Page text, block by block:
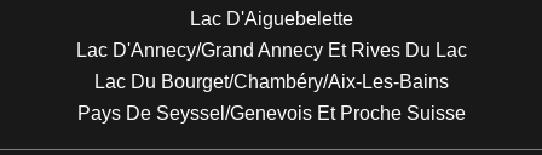
Lac D'Aiguebelette
Lac D'Annecy/Grand Annecy Et Rives Du Lac
Lac Du Bourget/Chambéry/Aix-Les-Bains
Pays De Seyssel/Genevois Et Proche Suisse